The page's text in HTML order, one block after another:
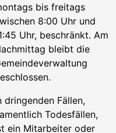
bis freitags
8:00 Uhr und
Uhr, beschränkt. Am
bleibt die
dringenden Fällen,
Todesfällen,
ein Mitarbeiter oder